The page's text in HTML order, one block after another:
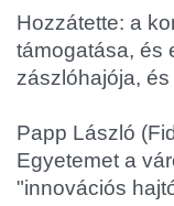
Hozzátette: a
támogatása, és
zászlóhajója,
Papp László
Egyetemet a
"innovációs